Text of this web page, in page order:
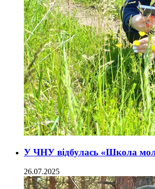
У ЧНУ відбулась «Школа
26.07.2025